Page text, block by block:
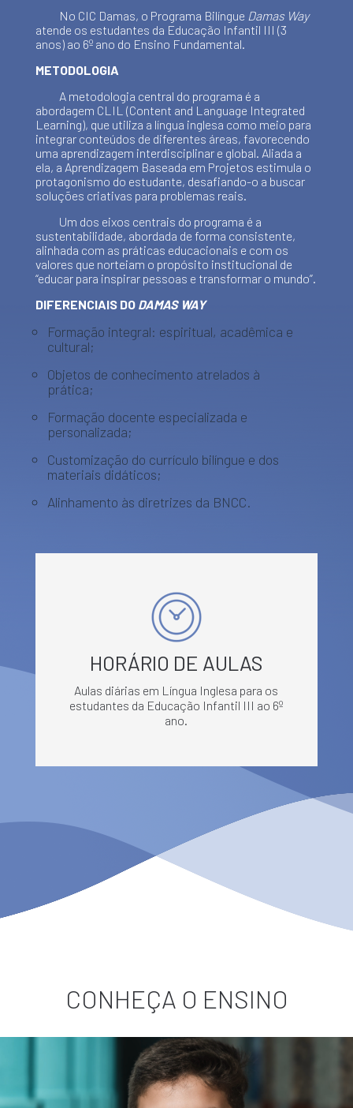
No CIC Damas, o Programa Bilíngue Damas Way
atende os estudantes da Educação Infantil III (3
anos) ao 6º ano do Ensino Fundamental.
METODOLOGIA
A metodologia central do programa é a
abordagem CLIL (Content and Language Integrated
Learning), que utiliza a língua inglesa como meio para
integrar conteúdos de diferentes áreas, favorecendo
uma aprendizagem interdisciplinar e global. Aliada a
ela, a Aprendizagem Baseada em Projetos estimula o
protagonismo do estudante, desafiando-o a buscar
soluções criativas para problemas reais.
Um dos eixos centrais do programa é a
sustentabilidade, abordada de forma consistente,
alinhada com as práticas educacionais e com os
valores que norteiam o propósito institucional de
“educar para inspirar pessoas e transformar o mundo”.
DIFERENCIAIS DO DAMAS WAY
Formação integral: espiritual, acadêmica e
cultural;
Objetos de conhecimento atrelados à
prática;
Formação docente especializada e
personalizada;
Customização do currículo bilíngue e dos
materiais didáticos;
Alinhamento às diretrizes da BNCC.
HORÁRIO DE AULAS
Aulas diárias em Língua Inglesa para os
estudantes da Educação Infantil III ao 6º
ano.
CONHEÇA O ENSINO